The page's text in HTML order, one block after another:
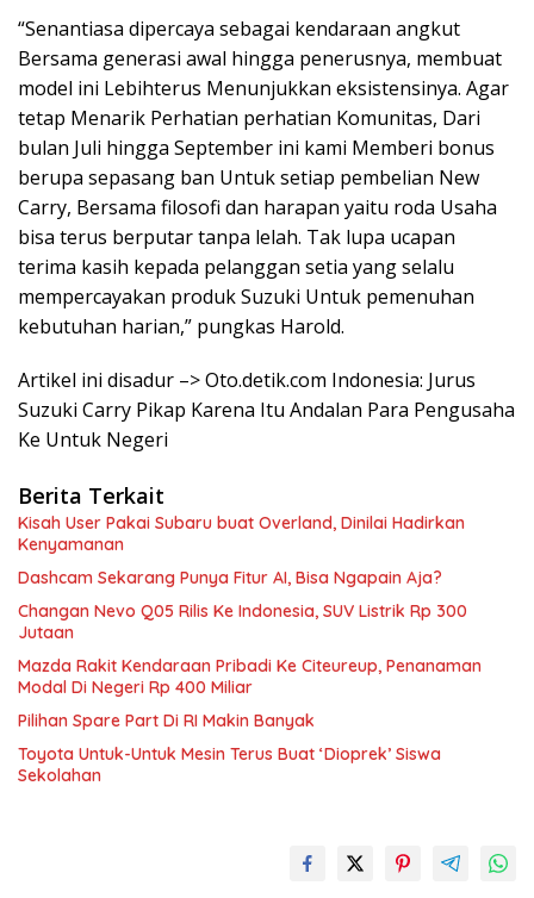
“Senantiasa dipercaya sebagai kendaraan angkut
Bersama generasi awal hingga penerusnya, membuat
model ini Lebihterus Menunjukkan eksistensinya. Agar
tetap Menarik Perhatian perhatian Komunitas, Dari
bulan Juli hingga September ini kami Memberi bonus
berupa sepasang ban Untuk setiap pembelian New
Carry, Bersama filosofi dan harapan yaitu roda Usaha
bisa terus berputar tanpa lelah. Tak lupa ucapan
terima kasih kepada pelanggan setia yang selalu
mempercayakan produk Suzuki Untuk pemenuhan
kebutuhan harian,” pungkas Harold.
Artikel ini disadur –> Oto.detik.com Indonesia: Jurus
Suzuki Carry Pikap Karena Itu Andalan Para Pengusaha
Ke Untuk Negeri
Berita Terkait
Kisah User Pakai Subaru buat Overland, Dinilai Hadirkan
Kenyamanan
Dashcam Sekarang Punya Fitur AI, Bisa Ngapain Aja?
Changan Nevo Q05 Rilis Ke Indonesia, SUV Listrik Rp 300
Jutaan
Mazda Rakit Kendaraan Pribadi Ke Citeureup, Penanaman
Modal Di Negeri Rp 400 Miliar
Pilihan Spare Part Di RI Makin Banyak
Toyota Untuk-Untuk Mesin Terus Buat ‘Dioprek’ Siswa
Sekolahan